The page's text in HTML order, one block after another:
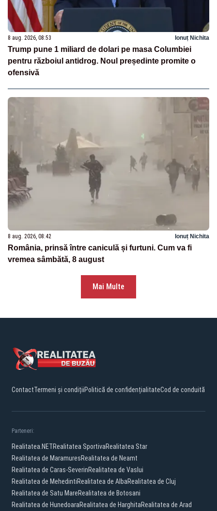
8 aug. 2026, 08:53 Ionuț Nichita
Trump pune 1 miliard de dolari pe masa Columbiei
pentru războiul antidrog. Noul președinte promite o
ofensivă
8 aug. 2026, 08:42 Ionuț Nichita
România, prinsă între caniculă și furtuni. Cum va fi
vremea sâmbătă, 8 august
Mai Multe
ContactTermeni și condițiiPolitică de confidențialitateCod de conduită
Parteneri:
Realitatea.NETRealitatea SportivaRealitatea Star
Realitatea de MaramuresRealitatea de Neamt
Realitatea de Caras-SeverinRealitatea de Vaslui
Realitatea de MehedintiRealitatea de AlbaRealitatea de Cluj
Realitatea de Satu MareRealitatea de Botosani
Realitatea de HunedoaraRealitatea de HarghitaRealitatea de Arad